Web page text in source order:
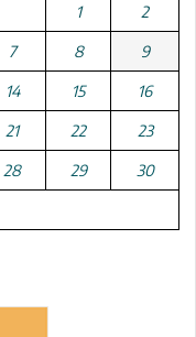
1 2
7 8 9
14 15 16
21 22 23
28 29 30